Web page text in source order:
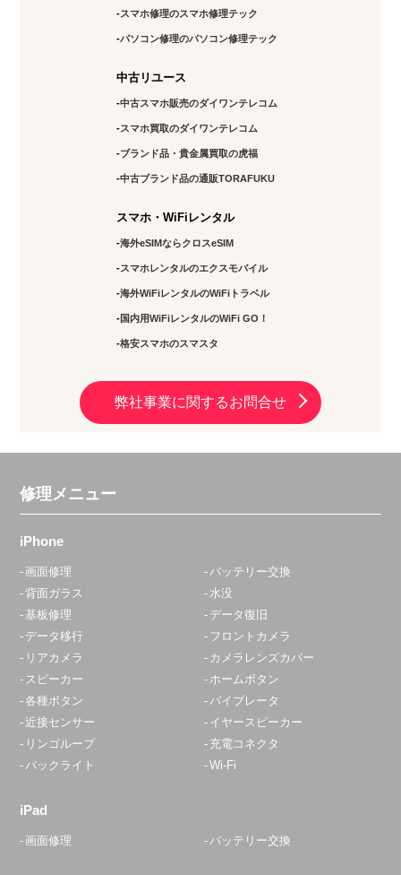
スマホ修理のスマホ修理テック
パソコン修理のパソコン修理テック
中古リユース
中古スマホ販売のダイワンテレコム
スマホ買取のダイワンテレコム
ブランド品・貴金属買取の虎福
中古ブランド品の通販TORAFUKU
スマホ・WiFiレンタル
海外eSIMならクロスeSIM
スマホレンタルのエクスモバイル
海外WiFiレンタルのWiFiトラベル
国内用WiFiレンタルのWiFi GO！
格安スマホのスマスタ
弊社事業に関するお問合せ
修理メニュー
iPhone
画面修理
バッテリー交換
背面ガラス
水没
基板修理
データ復旧
データ移行
フロントカメラ
リアカメラ
カメラレンズカバー
スピーカー
ホームボタン
各種ボタン
バイブレータ
近接センサー
イヤースピーカー
リンゴループ
充電コネクタ
バックライト
Wi-Fi
iPad
画面修理 バッテリー交換